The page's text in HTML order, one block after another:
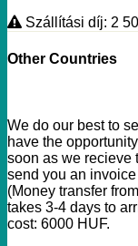
Szállítási díj: 2
Other Countries
We do our best to
have the
soon as we recieve
send you an
(Money transfer
takes 3-4 days to
cost: 6000 HUF.